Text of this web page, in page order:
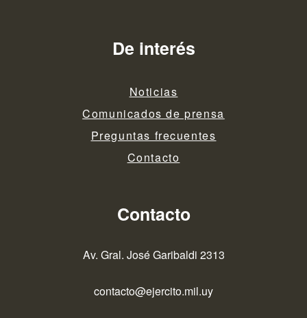
De interés
Noticias
Comunicados de prensa
Preguntas frecuentes
Contacto
Contacto
Av. Gral. José Garibaldi 2313
contacto@ejercito.mil.uy